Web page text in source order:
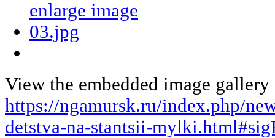
View the embedded image
https://ngamursk.ru/index.php/
detstva-na-stantsii-